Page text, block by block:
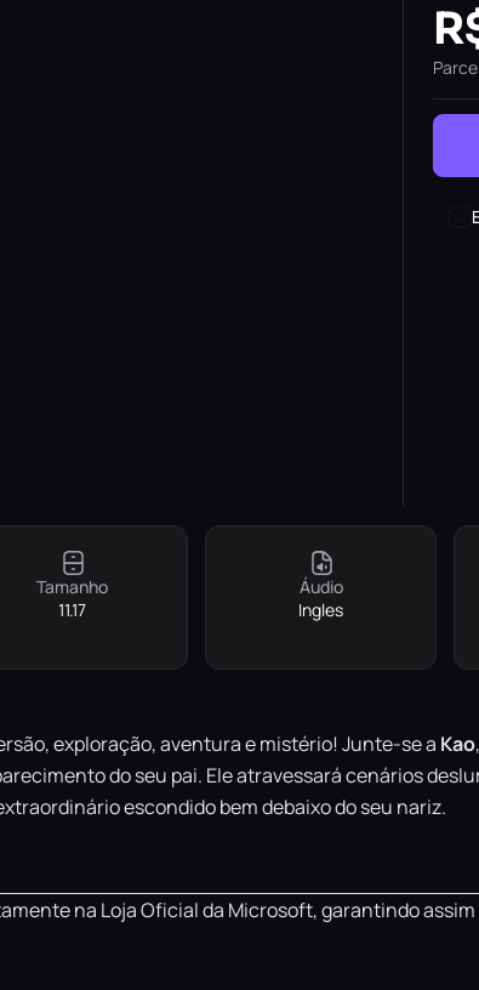
Tamanho
11.17
Áudio
Ingles
exploração, aventura e mistério! Junte-se a Kao
do seu pai. Ele atravessará cenários
escondido bem debaixo do seu nariz.
na Loja Oficial da Microsoft, garantindo